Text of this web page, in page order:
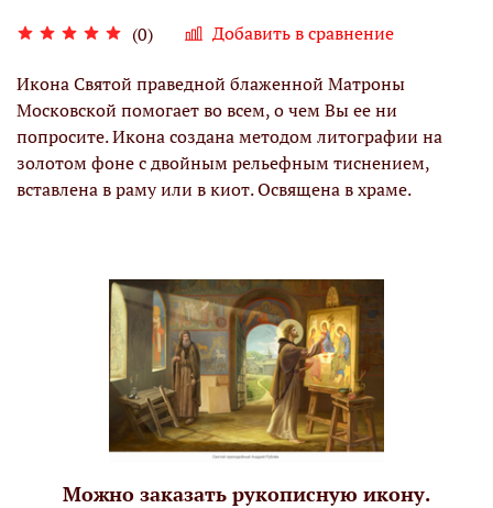
(0) Добавить в сравнение
Икона Святой праведной блаженной Матроны
Московской помогает во всем, о чем Вы ее ни
попросите.Икона создана методом литографии на
золотом фоне с двойным рельефным тиснением,
вставлена в раму или в киот. Освящена в храме.
Можно заказать рукописную икону.